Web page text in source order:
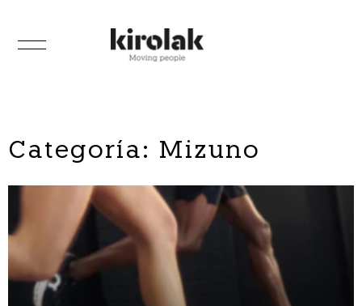
Categoría: Mizuno